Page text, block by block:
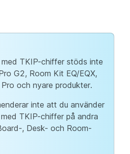
med TKIP-chiffer stöds inte
G2, Room Kit EQ/EQX,
och nyare produkter.
inte att du använder
TKIP-chiffer på andra
, Desk- och Room-